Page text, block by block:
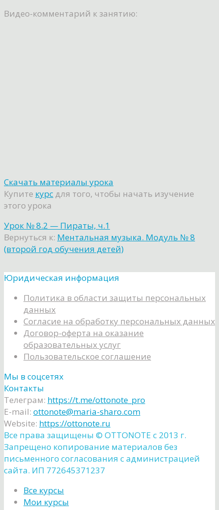
Видео-комментарий к занятию:
Скачать материалы урока
Купите курс для того, чтобы начать изучение
этого урока
Урок № 8.2 — Пираты, ч.1
Вернуться к: Ментальная музыка. Модуль № 8
(второй год обучения детей)
Юридическая информация
Политика в области защиты персональных
данных
Согласие на обработку персональных данных
Договор-оферта на оказание
образовательных услуг
Пользовательское соглашение
Мы в соцсетях
Контакты
Телеграм: https://t.me/ottonote_pro
E-mail: ottonote@maria-sharo.com
Website: https://ottonote.ru
Все права защищены ©️ OTTONOTE с 2013 г.
Запрещено копирование материалов без
письменного согласования с администрацией
сайта. ИП 772645371237
Все курсы
Мои курсы